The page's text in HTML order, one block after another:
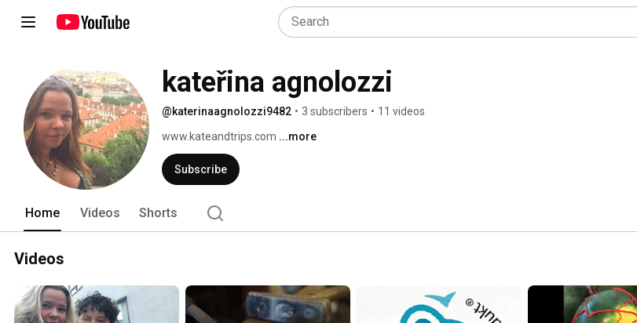
kateřina agnolozzi
@katerinaagnolozzi9482 • 3 subscribers • 11 videos
www.kateandtrips.com ...more
Subscribe
Home Videos Shorts
Videos